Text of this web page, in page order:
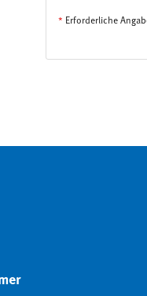
* Erforderliche